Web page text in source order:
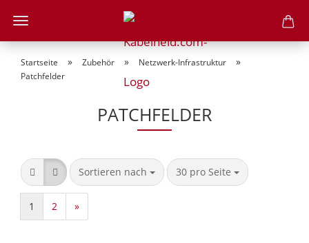
Startseite » Zubehör » Netzwerk-Infrastruktur »
Patchfelder
PATCHFELDER
Sortieren nach
Sortieren nach 30 pro Seite
pro Seite
1 2 »